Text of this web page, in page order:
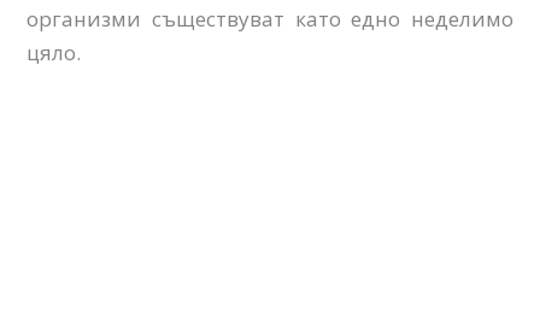
организми съществуват като едно неделимо
цяло.